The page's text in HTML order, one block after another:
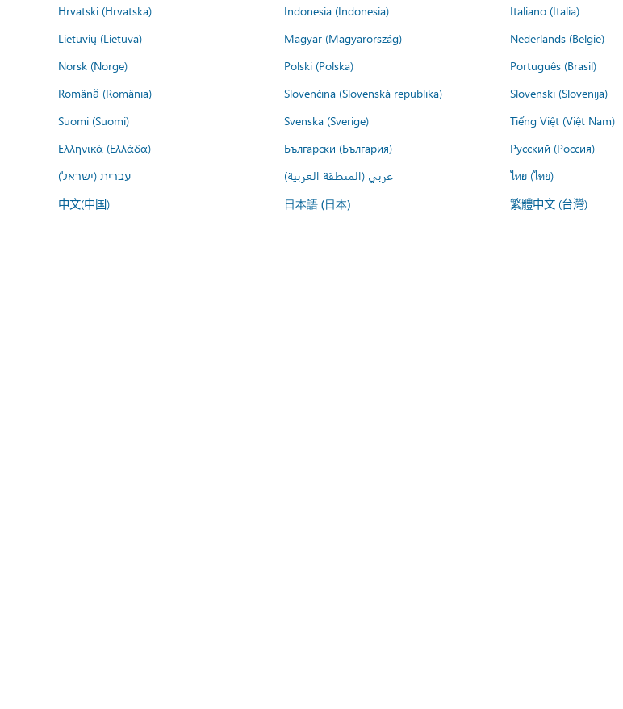
Hrvatski (Hrvatska)
Indonesia (Indonesia) Italiano (Italia)
Lietuvių (Lietuva)
Magyar (Magyarország) Nederlands (België)
Norsk (Norge)
Polski (Polska) Português (Brasil)
Română (România)
Slovenčina (Slovenská republika) Slovenski (Slovenija)
Suomi (Suomi)
Svenska (Sverige) Tiếng Việt (Việt Nam)
Ελληνικά (Ελλάδα)
Български (България) Русский (Россия)
עברית (ישראל)
عربي (المنطقة العربية) ไทย (ไทย)
中文(中国) 日本語 (日本) 繁體中文 (台灣)